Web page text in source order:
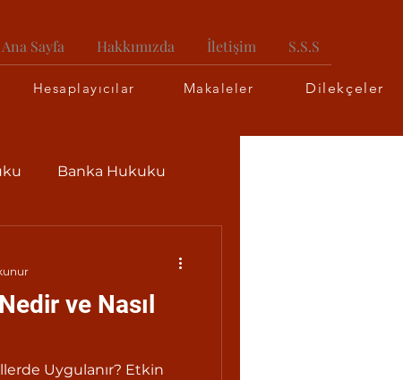
Ana Sayfa Hakkımızda İletişim S.S.S
Hesaplayıcılar Makaleler Dilekçeler
Banka Hukuku
ve Nasıl
Uygulanır? Etkin